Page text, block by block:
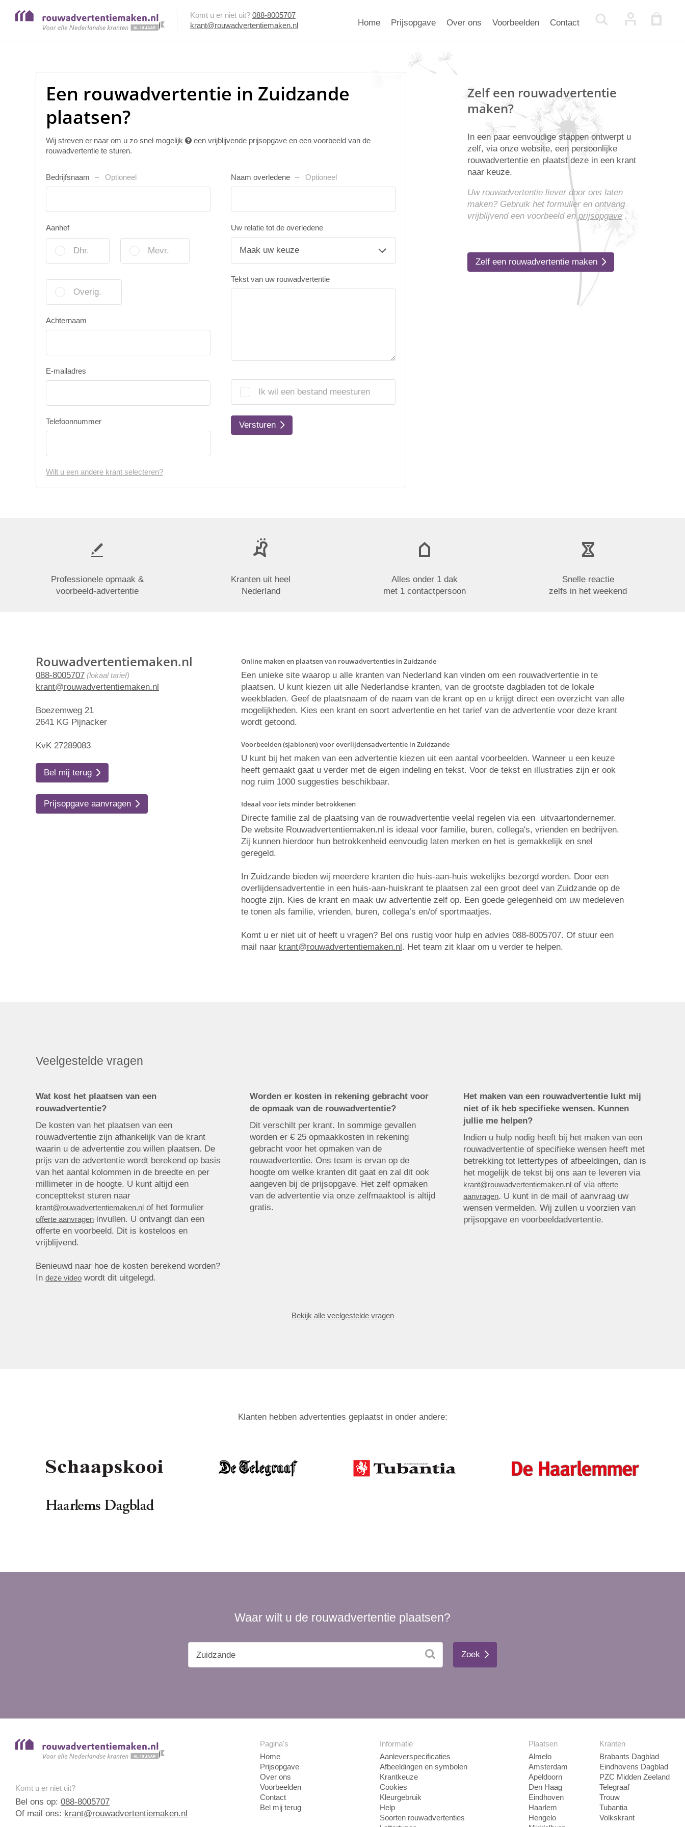
Komt u er niet uit? 088-8005707
krant@rouwadvertentiemaken.nl
Home Prijsopgave Over ons Voorbeelden Contact
Een rouwadvertentie in Zuidzande
plaatsen?
Wij streven er naar om u zo snel mogelijk
een vrijblijvende prijsopgave en een voorbeeld van de
rouwadvertentie te sturen.
Bedrijfsnaam Optioneel
Aanhef
Dhr. Mevr.
Overig.
Achternaam
E-mailadres
Telefoonnummer
Naam overledene Optioneel
Uw relatie tot de overledene
Tekst van uw rouwadvertentie
Ik wil een bestand meesturen
Versturen
Wilt u een andere krant selecteren?
Zelf een rouwadvertentie
maken?
In een paar eenvoudige stappen ontwerpt u
zelf, via onze website, een persoonlijke
rouwadvertentie en plaatst deze in een krant
naar keuze.
Uw rouwadvertentie liever door ons laten
maken? Gebruik het formulier en ontvang
vrijblijvend een voorbeeld enprijsopgave.
Zelf een rouwadvertentie maken
Professionele opmaak &
voorbeeld-advertentie
Kranten uit heel
Nederland
Alles onder 1 dak
met 1 contactpersoon
Snelle reactie
zelfs in het weekend
Rouwadvertentiemaken.nl
088-8005707 (lokaal tarief)
krant@rouwadvertentiemaken.nl
Boezemweg 21
2641 KG Pijnacker
KvK 27289083
Bel mij terug
Prijsopgave aanvragen
Online maken en plaatsen van rouwadvertenties in Zuidzande
Een unieke site waarop u alle kranten van Nederland kan vinden om een rouwadvertentie in te
plaatsen. U kunt kiezen uit alle Nederlandse kranten, van de grootste dagbladen tot de lokale
weekbladen. Geef de plaatsnaam of de naam van de krant op en u krijgt direct een overzicht van alle
mogelijkheden. Kies een krant en soort advertentie en het tarief van de advertentie voor deze krant
wordt getoond.
Voorbeelden (sjablonen) voor overlijdensadvertentie in Zuidzande
U kunt bij het maken van een advertentie kiezen uit een aantal voorbeelden. Wanneer u een keuze
heeft gemaakt gaat u verder met de eigen indeling en tekst. Voor de tekst en illustraties zijn er ook
nog ruim 1000 suggesties beschikbaar.
Ideaal voor iets minder betrokkenen
Directe familie zal de plaatsing van de rouwadvertentie veelal regelen via een uitvaartondernemer.
De website Rouwadvertentiemaken.nl is ideaal voor familie, buren, collega's, vrienden en bedrijven.
Zij kunnen hierdoor hun betrokkenheid eenvoudig laten merken en het is gemakkelijk en snel
geregeld.
In Zuidzande bieden wij meerdere kranten die huis-aan-huis wekelijks bezorgd worden. Door een
overlijdensadvertentie in een huis-aan-huiskrant te plaatsen zal een groot deel van Zuidzande op de
hoogte zijn. Kies de krant en maak uw advertentie zelf op. Een goede gelegenheid om uw medeleven
te tonen als familie, vrienden, buren, collega’s en/of sportmaatjes.
Komt u er niet uit of heeft u vragen? Bel ons rustig voor hulp en advies 088-8005707. Of stuur een
mail naar krant@rouwadvertentiemaken.nl. Het team zit klaar om u verder te helpen.
Veelgestelde vragen
Wat kost het plaatsen van een
rouwadvertentie?
De kosten van het plaatsen van een
rouwadvertentie zijn afhankelijk van de krant
waarin u de advertentie zou willen plaatsen. De
prijs van de advertentie wordt berekend op basis
van het aantal kolommen in de breedte en per
millimeter in de hoogte. U kunt altijd een
concepttekst sturen naar
krant@rouwadvertentiemaken.nl of het formulier
offerte aanvragen invullen. U ontvangt dan een
offerte en voorbeeld. Dit is kosteloos en
vrijblijvend.
Benieuwd naar hoe de kosten berekend worden?
In deze video wordt dit uitgelegd.
Worden er kosten in rekening gebracht voor
de opmaak van de rouwadvertentie?
Dit verschilt per krant. In sommige gevallen
worden er € 25 opmaakkosten in rekening
gebracht voor het opmaken van de
rouwadvertentie. Ons team is ervan op de
hoogte om welke kranten dit gaat en zal dit ook
aangeven bij de prijsopgave. Het zelf opmaken
van de advertentie via onze zelfmaaktool is altijd
gratis.
Het maken van een rouwadvertentie lukt mij
niet of ik heb specifieke wensen. Kunnen
jullie me helpen?
Indien u hulp nodig heeft bij het maken van een
rouwadvertentie of specifieke wensen heeft met
betrekking tot lettertypes of afbeeldingen, dan is
het mogelijk de tekst bij ons aan te leveren via
krant@rouwadvertentiemaken.nl of viaofferte
aanvragen. U kunt in de mail of aanvraag uw
wensen vermelden. Wij zullen u voorzien van
prijsopgave en voorbeeldadvertentie.
Bekijk alle veelgestelde vragen
Klanten hebben advertenties geplaatst in onder andere:
Waar wilt u de rouwadvertentie plaatsen?
Zoek
Komt u er niet uit?
Bel ons op: 088-8005707
Of mail ons: krant@rouwadvertentiemaken.nl
Pagina's
Home
Prijsopgave
Over ons
Voorbeelden
Contact
Bel mij terug
Informatie
Aanleverspecificaties
Afbeeldingen en symbolen
Krantkeuze
Cookies
Kleurgebruik
Help
Soorten rouwadvertenties
Plaatsen
Almelo
Amsterdam
Apeldoorn
Den Haag
Eindhoven
Haarlem
Hengelo
Kranten
Brabants Dagblad
Eindhovens Dagblad
PZC Midden Zeeland
Telegraaf
Trouw
Tubantia
Volkskrant